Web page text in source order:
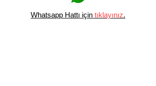
Whatsapp Hattı için tıklayınız.